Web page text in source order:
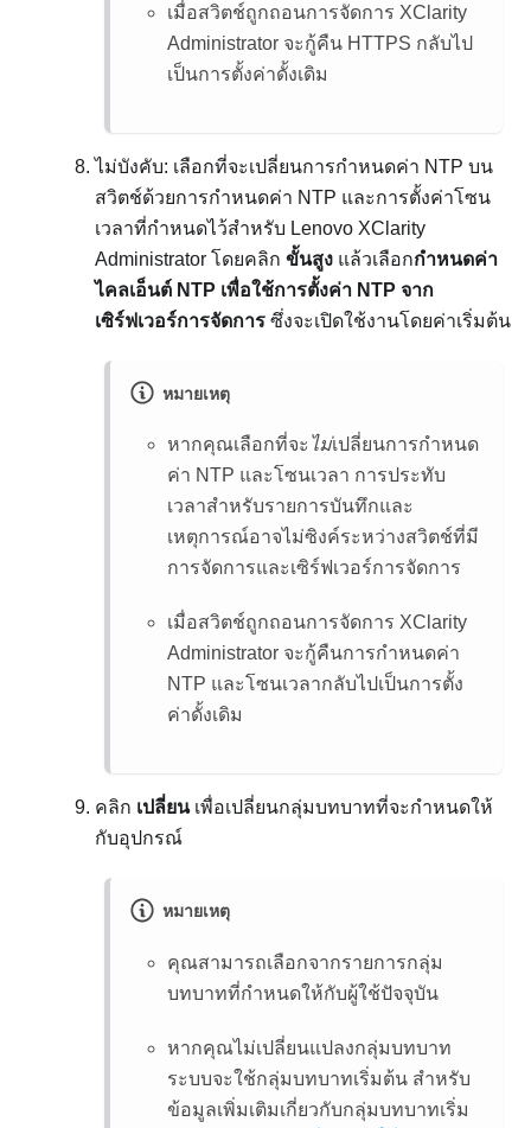
เมื่อสวิตช์ถูกถอนการจัดการ XClarity
Administrator จะกู้คืน HTTPS กลับไป
เป็นการตั้งค่าดั้งเดิม
ไม่บังคับ: เลือกที่จะเปลี่ยนการกำหนดค่า NTP บน
สวิตช์ด้วยการกำหนดค่า NTP และการตั้งค่าโซน
เวลาที่กำหนดไว้สำหรับ Lenovo XClarity
Administrator โดยคลิก ขั้นสูง แล้วเลือกกำหนดค่า
ไคลเอ็นต์ NTP เพื่อใช้การตั้งค่า NTP จาก
เซิร์ฟเวอร์การจัดการ ซึ่งจะเปิดใช้งานโดยค่าเริ่มต้น
หมายเหตุ
หากคุณเลือกที่จะ ไม่เปลี่ยนการกำหนด
ค่า NTP และโซนเวลา การประทับ
เวลาสำหรับรายการบันทึกและ
เหตุการณ์อาจไม่ซิงค์ระหว่างสวิตช์ที่มี
การจัดการและเซิร์ฟเวอร์การจัดการ
เมื่อสวิตช์ถูกถอนการจัดการ XClarity
Administrator จะกู้คืนการกำหนดค่า
NTP และโซนเวลากลับไปเป็นการตั้ง
ค่าดั้งเดิม
คลิก เปลี่ยนเพื่อเปลี่ยนกลุ่มบทบาทที่จะกำหนดให้
กับอุปกรณ์
หมายเหตุ
คุณสามารถเลือกจากรายการกลุ่ม
บทบาทที่กำหนดให้กับผู้ใช้ปัจจุบัน
หากคุณไม่เปลี่ยนแปลงกลุ่มบทบาท
ระบบจะใช้กลุ่มบทบาทเริ่มต้น สำหรับ
ข้อมูลเพิ่มเติมเกี่ยวกับกลุ่มบทบาทเริ่ม